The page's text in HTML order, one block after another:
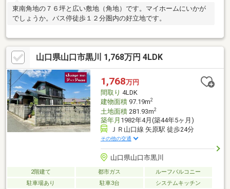
東南角地の７６坪と広い敷地（角地）です。マイホームにいかが
でしょうか。バス停徒歩１２分圏内の好立地です。
山口県山口市黒川 1,768万円 4LDK
1,768万円
間取り 4LDK
建物面積97.19m2
土地面積281.93m2
築年月 1982年4月(築44年5ヶ月)
ＪＲ山口線 矢原駅 徒歩24分
その他の交通
山口県山口市黒川
2階建て 都市ガス
ルーフバルコニー
駐車場あり
駐車3台 システムキッチン